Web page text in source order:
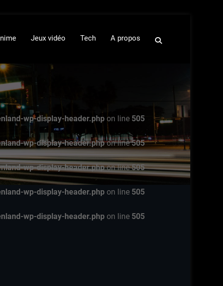
Jeux vidéo Tech A propos
wp-display-header.php on line 505
wp-display-header.phpon line505
wp-display-header.phpon line505
wp-display-header.php on line 505
wp-display-header.php on line 505